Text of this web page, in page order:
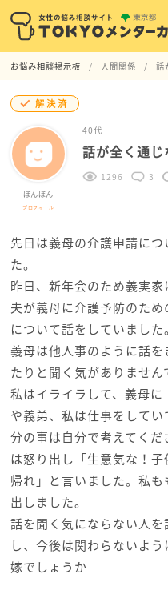
お悩み相談掲示板 人間関係 話
解決済
ぼんぼん
プロフィール
40代
話が全く通
1296 3
先日は義母の介護申請に
た。
昨日、新年会のため義実家
夫が義母に介護予防のた
について話をしていました。
義母は他人事のように話
たりと聞く気がありません
私はイライラして、義母
や義弟、私は仕事をして
分の事は自分で考えてく
は怒り出し「生意気な！子
帰れ」と言いました。私
出しました。
話を聞く気にならない人
し、今後は関わらないよ
嫁でしょうか